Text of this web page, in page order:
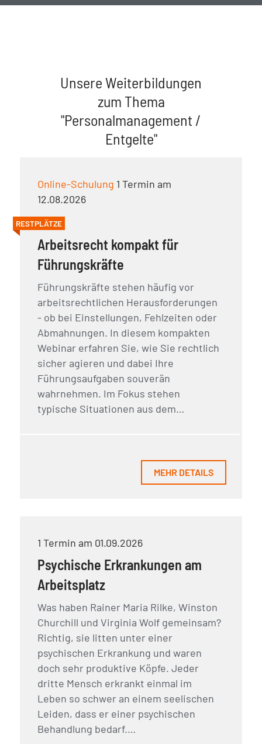
Unsere Weiterbildungen
zum Thema
"Personalmanagement /
Entgelte"
Online-Schulung 1 Termin am
12.08.2026
RESTPLÄTZE
Arbeitsrecht kompakt für
Führungskräfte
Führungskräfte stehen häufig vor
arbeitsrechtlichen Herausforderungen
- ob bei Einstellungen, Fehlzeiten oder
Abmahnungen. In diesem kompakten
Webinar erfahren Sie, wie Sie rechtlich
sicher agieren und dabei Ihre
Führungsaufgaben souverän
wahrnehmen. Im Fokus stehen
typische Situationen aus dem…
MEHR DETAILS
1 Termin am 01.09.2026
Psychische Erkrankungen am
Arbeitsplatz
Was haben Rainer Maria Rilke, Winston
Churchill und Virginia Wolf gemeinsam?
Richtig, sie litten unter einer
psychischen Erkrankung und waren
doch sehr produktive Köpfe. Jeder
dritte Mensch erkrankt einmal im
Leben so schwer an einem seelischen
Leiden, dass er einer psychischen
Behandlung bedarf.…